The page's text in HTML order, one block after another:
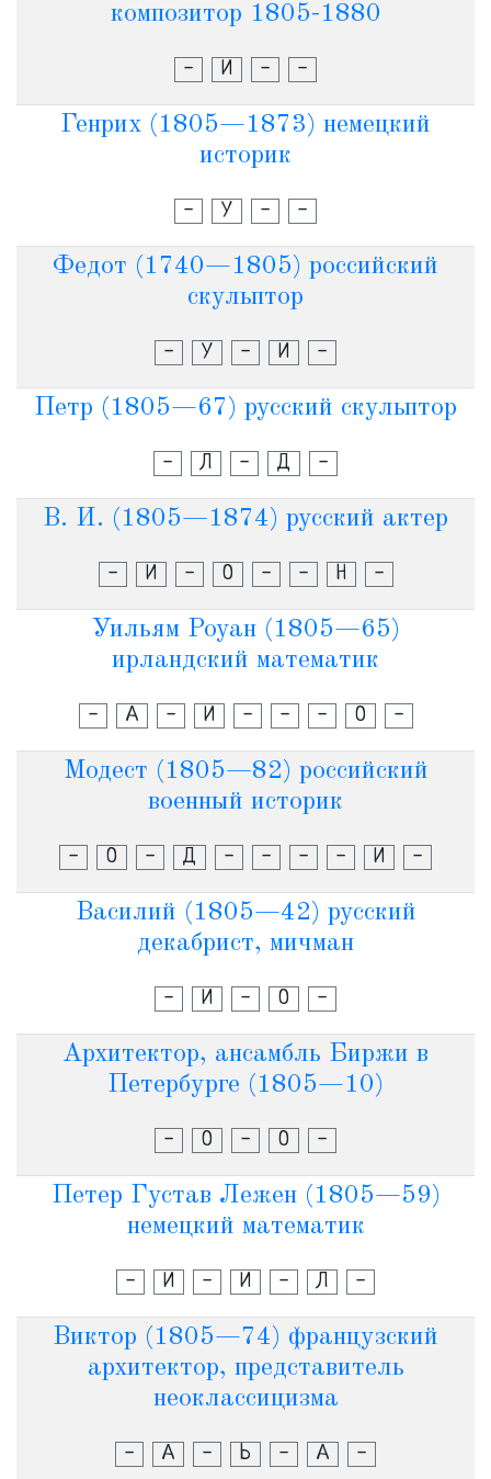
композитор 1805-1880
- И - -
Генрих (1805—1873) немецкий
историк
- У - -
Федот (1740—1805) российский
скульптор
- У - И -
Петр (1805—67) русский скульптор
- Л - Д -
В. И. (1805—1874) русский актер
- И - О - - Н -
Уильям Роуан (1805—65)
ирландский математик
- А - И - - - О -
Модест (1805—82) российский
военный историк
- О - Д - - - - И -
Василий (1805—42) русский
декабрист, мичман
- И - О -
Архитектор, ансамбль Биржи в
Петербурге (1805—10)
- О - О -
Петер Густав Лежен (1805—59)
немецкий математик
- И - И - Л -
Виктор (1805—74) французский
архитектор, представитель
неоклассицизма
- А - Ь - А -